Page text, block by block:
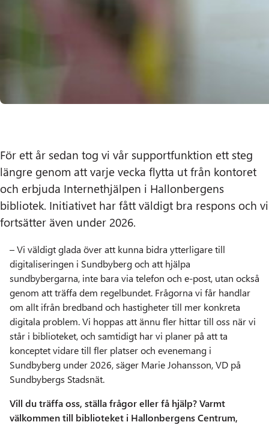
För ett år sedan tog vi vår supportfunktion ett steg
längre genom att varje vecka flytta ut från kontoret
och erbjuda Internethjälpen i Hallonbergens
bibliotek. Initiativet har fått väldigt bra respons och vi
fortsätter även under 2026.
– Vi väldigt glada över att kunna bidra ytterligare till
digitaliseringen i Sundbyberg och att hjälpa
sundbybergarna, inte bara via telefon och e-post, utan också
genom att träffa dem regelbundet. Frågorna vi får handlar
om allt ifrån bredband och hastigheter till mer konkreta
digitala problem. Vi hoppas att ännu fler hittar till oss när vi
står i biblioteket, och samtidigt har vi planer på att ta
konceptet vidare till fler platser och evenemang i
Sundbyberg under 2026, säger Marie Johansson, VD på
Sundbybergs Stadsnät.
Vill du träffa oss, ställa frågor eller få hjälp? Varmt
välkommen till biblioteket i Hallonbergens Centrum,